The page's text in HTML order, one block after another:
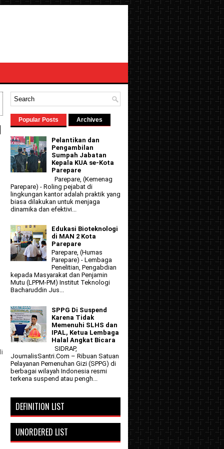
Popular Posts Archives
Pelantikan dan
Pengambilan
Sumpah Jabatan
Kepala KUA se-Kota
Parepare
Parepare, (Kemenag
Parepare) - Roling pejabat di
lingkungan kantor adalah praktik yang
biasa dilakukan untuk menjaga
dinamika dan efektivi...
Edukasi Bioteknologi
di MAN 2 Kota
Parepare
Parepare, (Humas
Parepare) - Lembaga
Penelitian, Pengabdian
kepada Masyarakat dan Penjamin
Mutu (LPPM-PM) Institut Teknologi
Bacharuddin Jus...
SPPG Di Suspend
Karena Tidak
Memenuhi SLHS dan
IPAL, Ketua Lembaga
Halal Angkat Bicara
SIDRAP,
JournalisSantri.Com – Ribuan Satuan
Pelayanan Pemenuhan Gizi (SPPG) di
berbagai wilayah Indonesia resmi
terkena suspend atau pengh...
DEFINITION LIST
UNORDERED LIST